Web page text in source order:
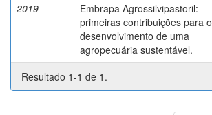
2019
Embrapa Agrossilvipastoril:
primeiras contribuições para o
desenvolvimento de uma
agropecuária sustentável.
Resultado 1-1 de 1.